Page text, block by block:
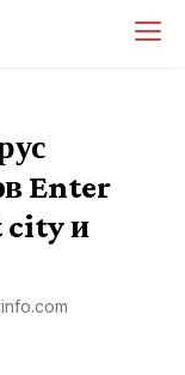
Enter
city и